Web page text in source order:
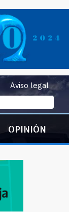
Aviso legal
OPINIÓN